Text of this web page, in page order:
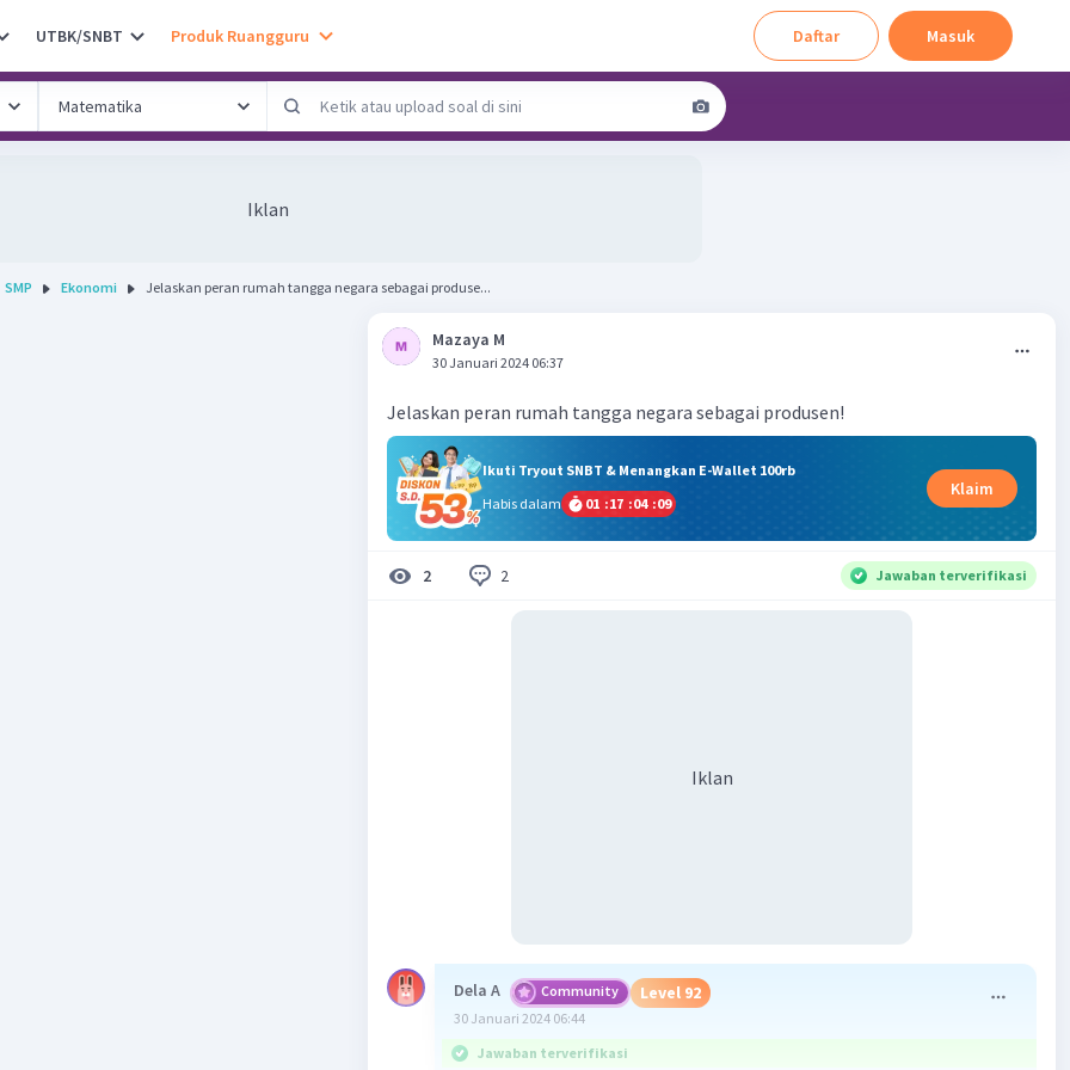
UTBK/SNBT Produk Ruangguru Daftar Masuk
Iklan
SMP Ekonomi Jelaskan peran rumah tangga negara sebagai produse...
Mazaya M
30 Januari 2024 06:37
Jelaskan peran rumah tangga negara sebagai produsen!
Ikuti Tryout SNBT & Menangkan E-Wallet 100rb
Habis dalam
01 :17 :04 :08
Klaim
2 2 Jawaban terverifikasi
Iklan
Dela A Community Level 92
30 Januari 2024 06:44
Jawaban terverifikasi